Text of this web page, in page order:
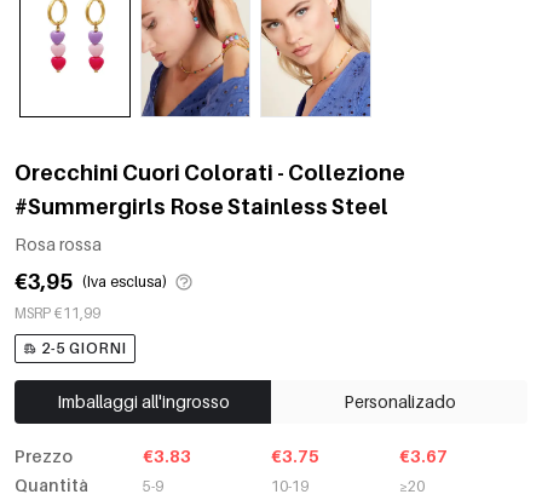
Orecchini Cuori Colorati - Collezione
#Summergirls Rose Stainless Steel
Rosa rossa
€3,95 (Iva esclusa)
MSRP €11,99
2-5 GIORNI
Imballaggi all'ingrosso Personalizado
Prezzo
Quantità
€3.83
5-9
€3.75
10-19
€3.67
≥20